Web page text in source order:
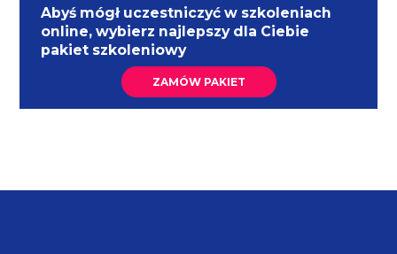
Abyś mógł uczestniczyć w szkoleniach
online, wybierz najlepszy dla Ciebie
pakiet szkoleniowy
ZAMÓW PAKIET